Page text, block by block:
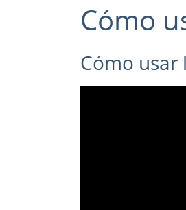
Cómo
Cómo usar